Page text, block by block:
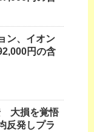
ン、イオン
円の含
大損を覚悟
反発しプラ